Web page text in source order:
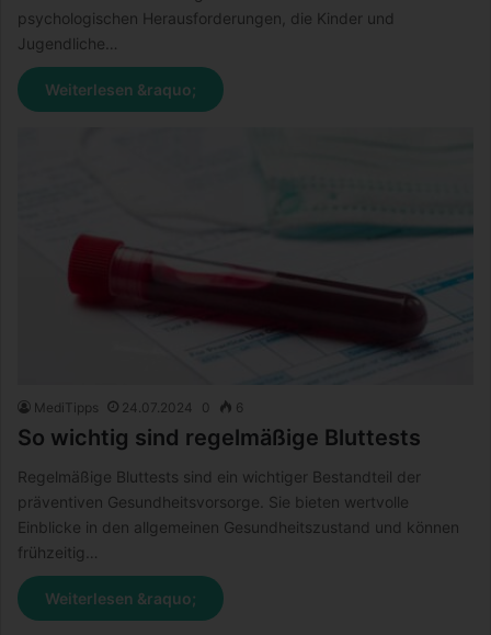
psychologischen Herausforderungen, die Kinder und
Jugendliche…
Weiterlesen &raquo;
MediTipps 24.07.2024 0 6
So wichtig sind regelmäßige Bluttests
Regelmäßige Bluttests sind ein wichtiger Bestandteil der
präventiven Gesundheitsvorsorge. Sie bieten wertvolle
Einblicke in den allgemeinen Gesundheitszustand und können
frühzeitig…
Weiterlesen &raquo;